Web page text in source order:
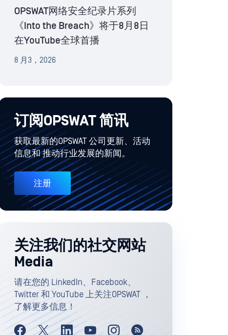
OPSWAT网络安全纪录片系列
《Into the Breach》将于8月8日
在YouTube全球首播
8 月3，2026
订阅OPSWAT 简讯
获取最新的OPSWAT 公司更新、活动
信息和 推动行业发展的新闻。
注册
关注我们的社交网站
Media
请在您的 LinkedIn、Facebook、
Twitter 和 YouTube 上关注OPSWAT ，
了解更多信息！